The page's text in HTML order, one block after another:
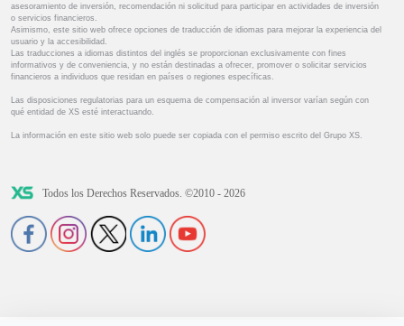
asesoramiento de inversión, recomendación ni solicitud para participar en actividades de inversión
o servicios financieros.
Asimismo, este sitio web ofrece opciones de traducción de idiomas para mejorar la experiencia del
usuario y la accesibilidad.
Las traducciones a idiomas distintos del inglés se proporcionan exclusivamente con fines
informativos y de conveniencia, y no están destinadas a ofrecer, promover o solicitar servicios
financieros a individuos que residan en países o regiones específicas.
Las disposiciones regulatorias para un esquema de compensación al inversor varían según con
qué entidad de XS esté interactuando.
La información en este sitio web solo puede ser copiada con el permiso escrito del Grupo XS.
Todos los Derechos Reservados. ©2010 - 2026